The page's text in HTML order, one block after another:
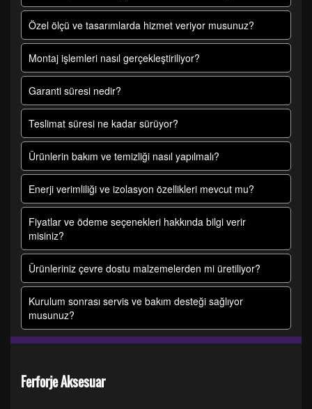
Özel ölçü ve tasarımlarda hizmet veriyor musunuz?
Montaj işlemleri nasıl gerçekleştiriliyor?
Garanti süresi nedir?
Teslimat süresi ne kadar sürüyor?
Ürünlerin bakım ve temizliği nasıl yapılmalı?
Enerji verimliliği ve izolasyon özellikleri mevcut mu?
Fiyatlar ve ödeme seçenekleri hakkında bilgi verir
misiniz?
Ürünleriniz çevre dostu malzemelerden mi üretiliyor?
Kurulum sonrası servis ve bakım desteği sağlıyor
musunuz?
Ferforje Aksesuar